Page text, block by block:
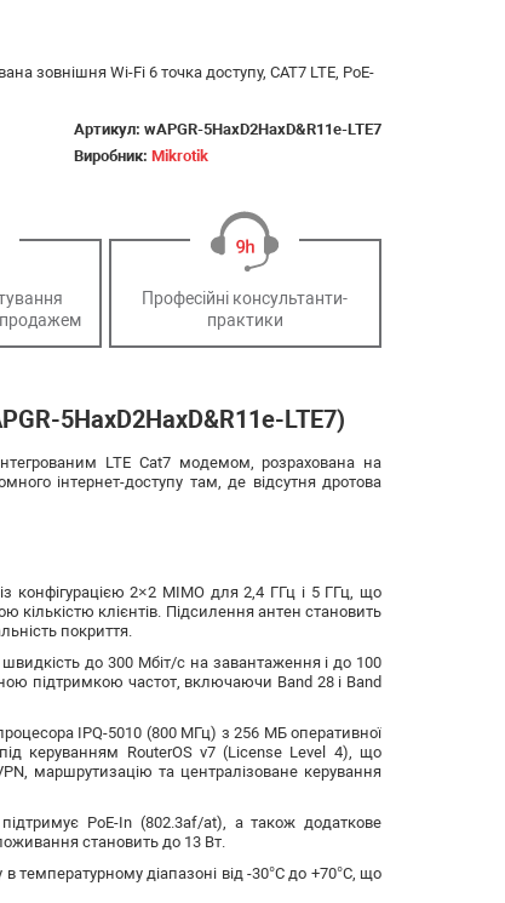
зовнішня Wi-Fi 6 точка доступу, CAT7 LTE, PoE-
Артикул: wAPGR-5HaxD2HaxD&R11e-LTE7
Виробник: Mikrotik
Професійні консультанти-
практики
5HaxD2HaxD&R11e-LTE7)
LTE Cat7 модемом, розрахована на
інтернет-доступу там, де відсутня дротова
конфігурацією 2×2 MIMO для 2,4 ГГц і 5 ГГц, що
кількістю клієнтів. Підсилення антен становить
покриття.
до 300 Мбіт/с на завантаження і до 100
підтримкою частот, включаючи Band 28 і Band
IPQ-5010 (800 МГц) з 256 МБ оперативної
керуванням RouterOS v7 (License Level 4), що
маршрутизацію та централізоване керування
підтримує PoE-In (802.3af/at), а також додаткове
становить до 13 Вт.
температурному діапазоні від -30°C до +70°C, що